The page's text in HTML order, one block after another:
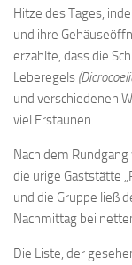
Hitze des Tages,
und ihre
erzählte, dass die
Leberegels
und verschiedenen
viel Erstaunen.
Nach dem
die urige Gaststätte
und die Gruppe ließ
Nachmittag bei
Die Liste, der